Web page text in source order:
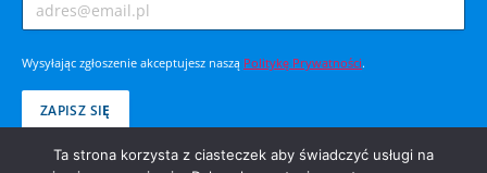
Wysyłając zgłoszenie akceptujesz naszą Politykę Prywatności.
Ta strona korzysta z ciasteczek aby świadczyć usługi na